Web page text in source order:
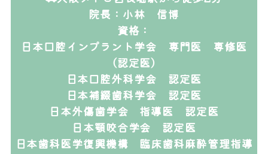
院長：小林 信博
資格：
日本口腔インプラント学会 専門医 専修医
（認定医）
日本口腔外科学会 認定医
日本補綴歯科学会 認定医
日本外傷歯学会 指導医 認定医
日本顎咬合学会 認定医
日本歯科医学復興機構 臨床歯科麻酔管理指導